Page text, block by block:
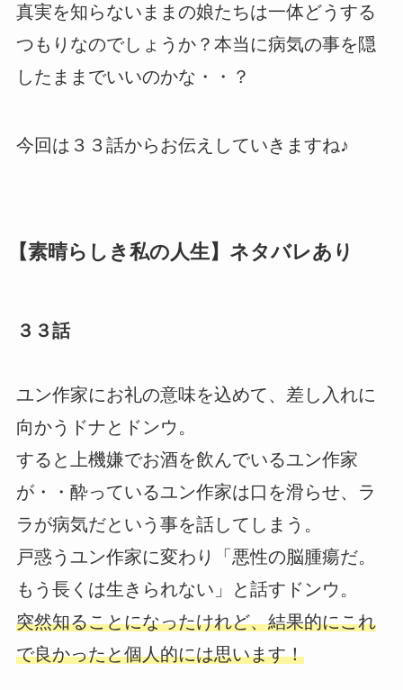
真実を知らないままの娘たちは一体どうする
つもりなのでしょうか？本当に病気の事を隠
したままでいいのかな・・？
今回は３３話からお伝えしていきますね♪
【素晴らしき私の人生】ネタバレあり
３３話
ユン作家にお礼の意味を込めて、差し入れに
向かうドナとドンウ。
すると上機嫌でお酒を飲んでいるユン作家
が・・酔っているユン作家は口を滑らせ、ラ
ラが病気だという事を話してしまう。
戸惑うユン作家に変わり「悪性の脳腫瘍だ。
もう長くは生きられない」と話すドンウ。
突然知ることになったけれど、結果的にこれ
で良かったと個人的には思います！